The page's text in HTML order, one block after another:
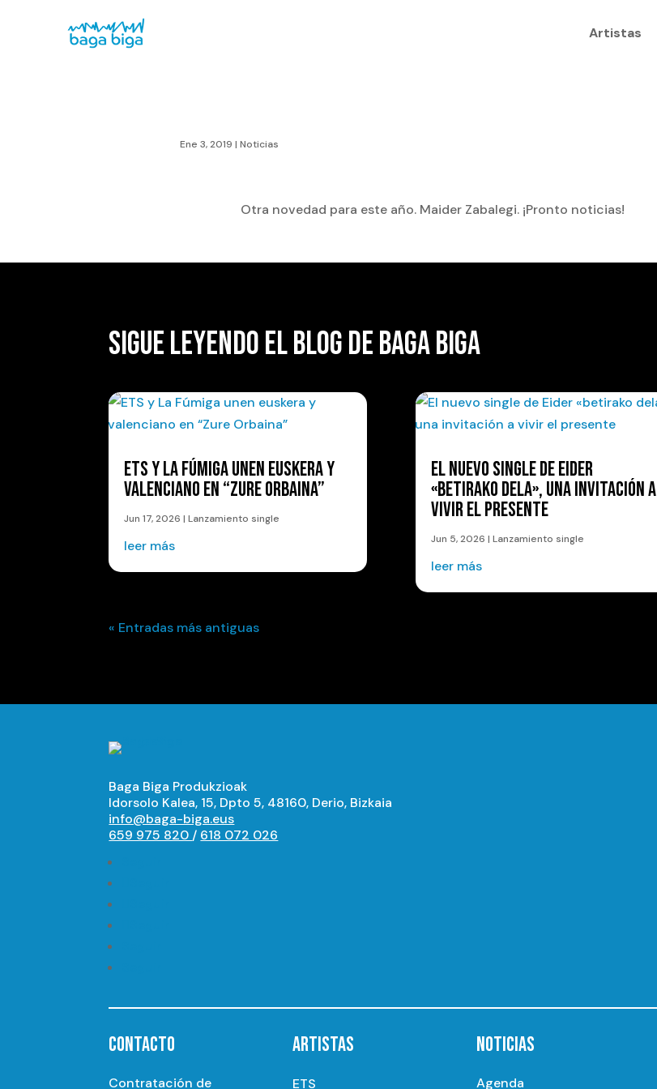
Artistas
Ene 3, 2019 | Noticias
Otra novedad para este año. Maider Zabalegi. ¡Pronto noticias!
SIGUE LEYENDO EL BLOG DE BAGA BIGA
ETS Y LA FÚMIGA UNEN EUSKERA Y
VALENCIANO EN “ZURE ORBAINA”
Jun 17, 2026 |Lanzamiento single
leer más
EL NUEVO SINGLE DE EIDER
«BETIRAKO DELA», UNA INVITACIÓN A
VIVIR EL PRESENTE
Jun 5, 2026 | Lanzamiento single
leer más
« Entradas más antiguas
Baga Biga Produkzioak
Idorsolo Kalea, 15, Dpto 5, 48160, Derio, Bizkaia
info@baga-biga.eus
659 975 820 / 618 072 026
CONTACTO
Contratación de
ARTISTAS
ETS
NOTICIAS
Agenda